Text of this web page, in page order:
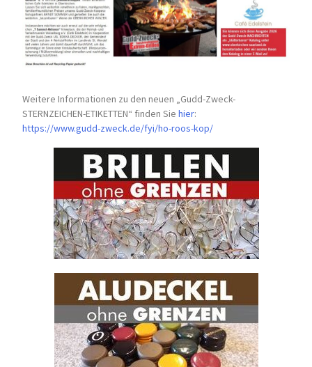
Weitere Informationen zu den neuen „Gudd-Zweck-
STERNZEICHEN-ETIKETTEN“ finden Siehier:
https://www.gudd-zweck.de/fyi/ho-roos-kop/